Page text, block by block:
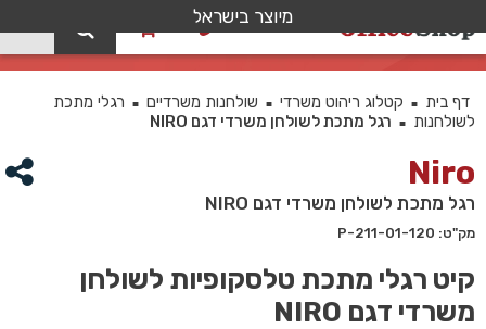
מיוצר בישראל
רגל מתכת לשולחן משרדי דגם NIRO
דף בית ■ קטלוג ריהוט משרדי ■ שולחנות משרדיים ■
רגלי מתכת
לשולחנות
■ רגל מתכת לשולחן משרדי דגם NIRO
Niro
רגל מתכת לשולחן משרדי דגם NIRO
מק"ט: P-211-01-120
קיט רגלי מתכת טלסקופיות לשולחן
משרדי דגם NIRO